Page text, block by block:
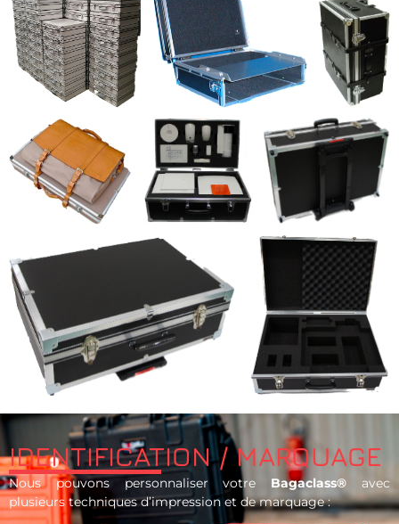
IDENTIFICATION / MARQUAGE
Nous pouvons personnaliser votre Bagaclass® avec
plusieurs techniques d’impression et de marquage :